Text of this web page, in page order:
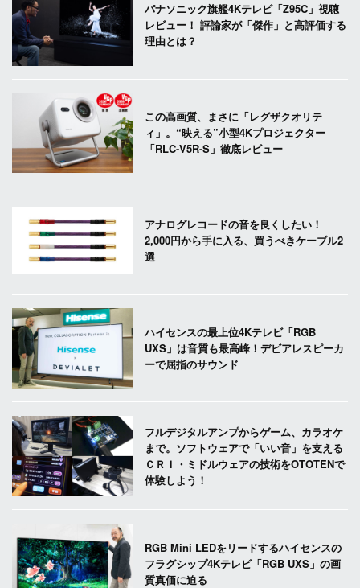
パナソニック旗艦4Kテレビ「Z95C」視聴
レビュー！ 評論家が「傑作」と高評価する
理由とは？
この高画質、まさに「レグザクオリテ
ィ」。“映える”小型4Kプロジェクター
「RLC-V5R-S」徹底レビュー
アナログレコードの音を良くしたい！
2,000円から手に入る、買うべきケーブル2
選
ハイセンスの最上位4Kテレビ「RGB
UXS」は音質も最高峰！デビアレスピーカ
ーで屈指のサウンド
フルデジタルアンプからゲーム、カラオケ
まで。ソフトウェアで「いい音」を支える
ＣＲＩ・ミドルウェアの技術をOTOTENで
体験しよう！
RGB Mini LEDをリードするハイセンスの
フラグシップ4Kテレビ「RGB UXS」の画
質真価に迫る